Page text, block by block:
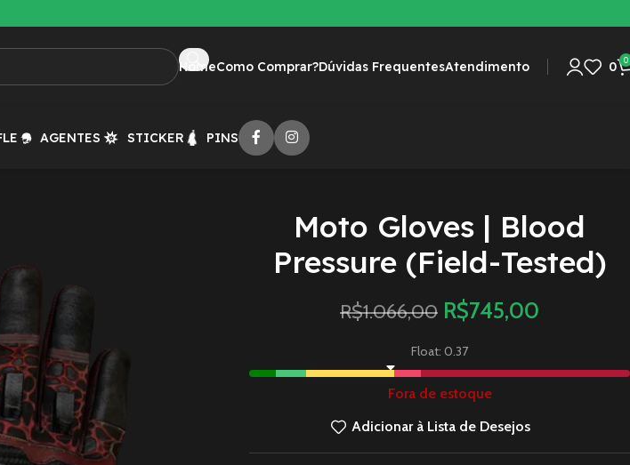
HomeComo Comprar?Dúvidas FrequentesAtendimento 0 0
AGENTES STICKER PINS
Moto Gloves | Blood
Pressure (Field-Tested)
R$1.066,00 R$745,00
Float: 0.37
Fora de estoque
Adicionar à Lista de Desejos